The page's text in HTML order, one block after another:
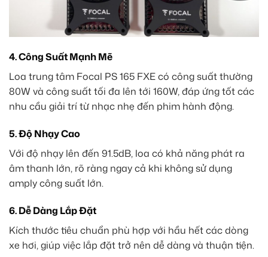
4. Công Suất Mạnh Mẽ
Loa trung tâm Focal PS 165 FXE có công suất thường
80W và công suất tối đa lên tới 160W, đáp ứng tốt các
nhu cầu giải trí từ nhạc nhẹ đến phim hành động.
5. Độ Nhạy Cao
Với độ nhạy lên đến 91.5dB, loa có khả năng phát ra
âm thanh lớn, rõ ràng ngay cả khi không sử dụng
amply công suất lớn.
6. Dễ Dàng Lắp Đặt
Kích thước tiêu chuẩn phù hợp với hầu hết các dòng
xe hơi, giúp việc lắp đặt trở nên dễ dàng và thuận tiện.